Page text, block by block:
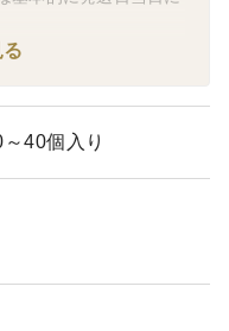
ことが予想される場
取ったりは、基本的に
果実ですので、自然
40個入り